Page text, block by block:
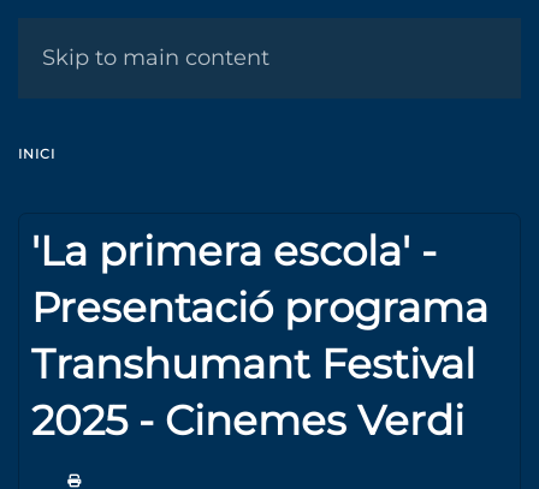
Skip to main content
INICI
'La primera escola' -
Presentació programa
Transhumant Festival
2025 - Cinemes Verdi